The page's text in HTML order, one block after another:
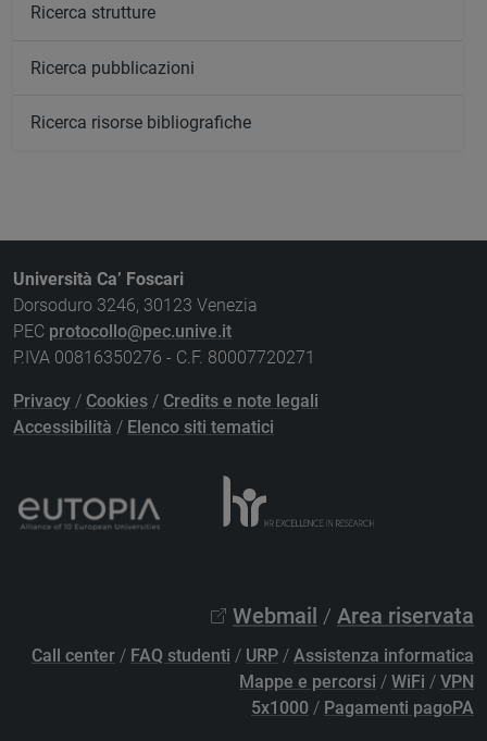
Ricerca strutture
Ricerca pubblicazioni
Ricerca risorse bibliografiche
Università Ca’ Foscari
Dorsoduro 3246, 30123 Venezia
PEC protocollo@pec.unive.it
P.IVA 00816350276 - C.F. 80007720271
Privacy / Cookies / Credits e note legali
Accessibilità / Elenco siti tematici
Webmail / Area riservata
Call center / FAQ studenti / URP / Assistenza informatica
Mappe e percorsi / WiFi / VPN
5x1000 / Pagamenti pagoPA